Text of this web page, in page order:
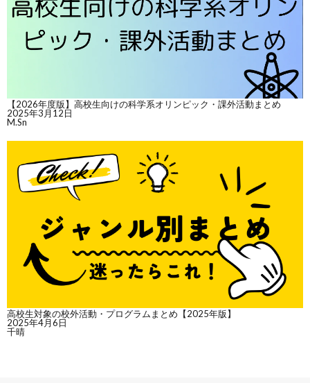
【2026年度版】高校生向けの科学系オリンピック・課外活動まとめ
2025年3月12日
M.Sn
高校生対象の校外活動・プログラムまとめ【2025年版】
2025年4月6日
千晴